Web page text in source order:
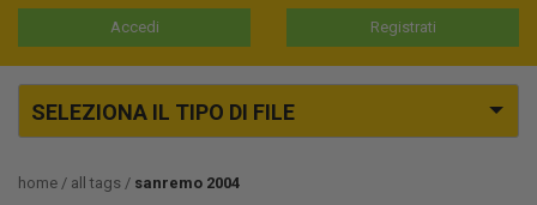
Accedi Registrati
SELEZIONA IL TIPO DI FILE
home all tags sanremo 2004